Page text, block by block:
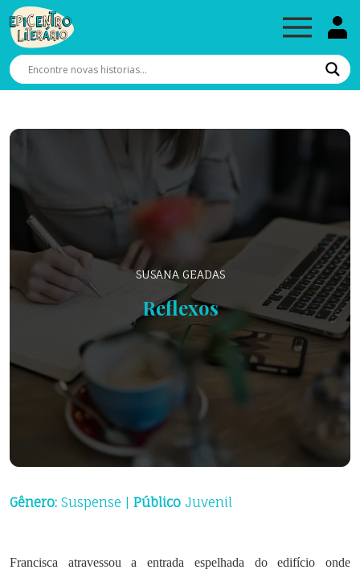
SUSANA GEADAS
Reflexos
Gênero: Suspense | Público Juvenil
Francisca atravessou a entrada espelhada do edifício onde